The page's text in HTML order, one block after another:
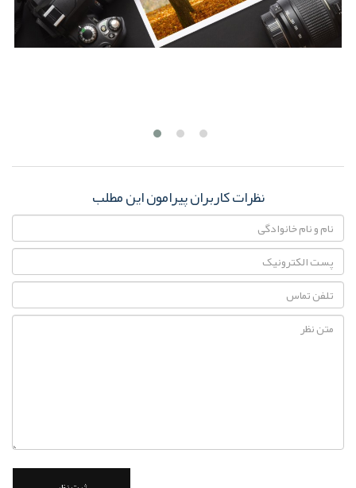
نظرات کاربران پیرامون این مطلب